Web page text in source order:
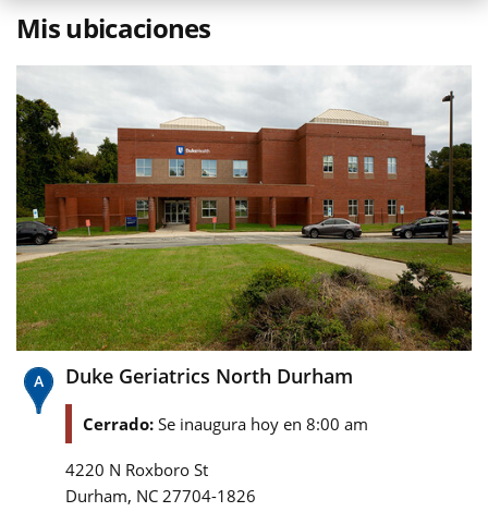
Mis ubicaciones
Duke Geriatrics North Durham
Cerrado: Se inaugura hoy en 8:00 am
4220 N Roxboro St
Durham, NC 27704-1826